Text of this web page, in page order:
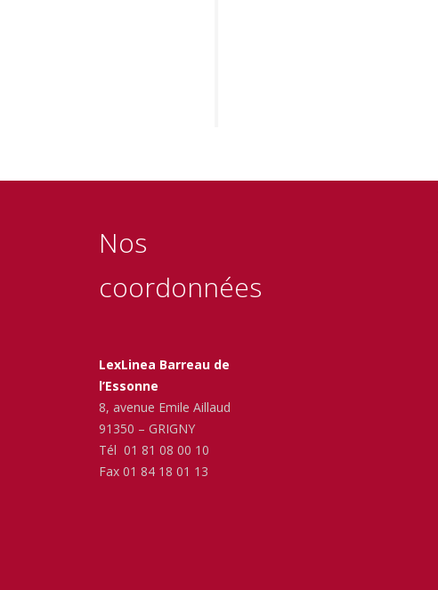
Nos
coordonnées
LexLinea Barreau de
l’Essonne
8, avenue Emile Aillaud
91350 – GRIGNY
Tél 01 81 08 00 10
Fax 01 84 18 01 13